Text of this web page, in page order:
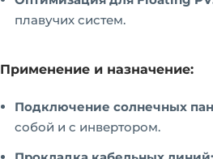
плавучих систем.
Применение и назначение:
Подключение солнечных
собой и с инвертором.